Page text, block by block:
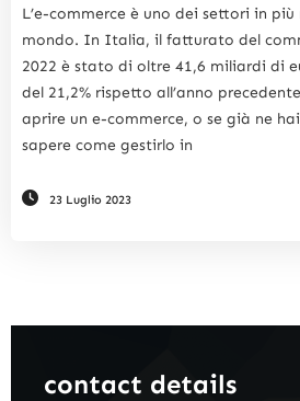
L’e-commerce è uno dei settori in
mondo. In Italia, il fatturato del
2022 è stato di oltre 41,6 miliardi di
del 21,2% rispetto all’anno
aprire un e-commerce, o se già ne
sapere come gestirlo in
23 Luglio 2023
contact details